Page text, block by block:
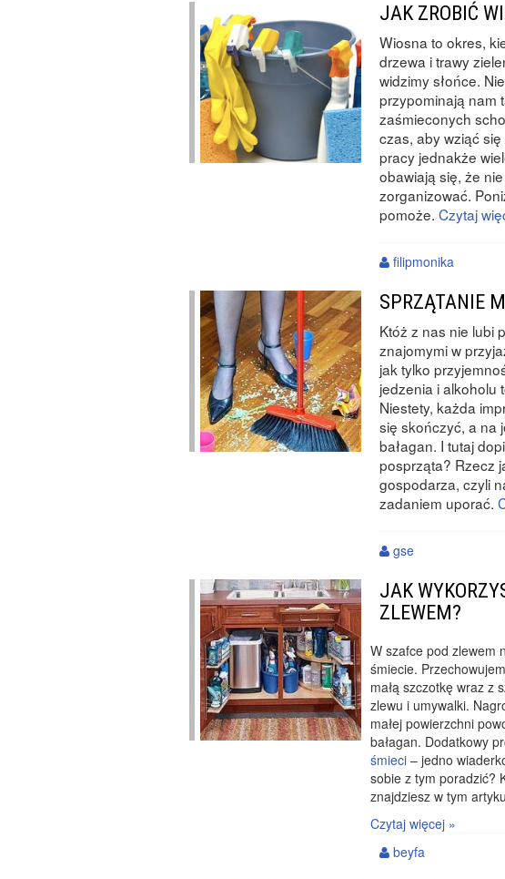
JAK ZROBIĆ
Wiosna to okres,
drzewa i trawy
widzimy słońce.
przypominają nam
zaśmieconych
czas, aby wziąć
pracy jednakże
obawiają się, że
zorganizować.
pomoże.Czytaj
filipmonika
SPRZĄTANIE
Któż z nas nie lubi
znajomymi w
jak tylko
jedzenia i alkoholu
Niestety, każda
się skończyć, a na
bałagan. I tutaj
posprząta? Rzecz
gospodarza, czyli
zadaniem uporać.
gse
JAK
ZLEWEM?
W szafce pod zlewem
śmiecie.
małą szczotkę wraz z
zlewu i umywalki.
małej powierzchni
bałagan. Dodatkowy
śmieci – jedno
sobie z tym poradzić?
znajdziesz w tym
Czytaj więcej »
beyfa